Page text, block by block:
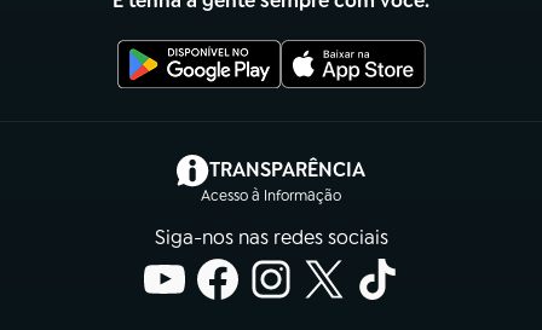
TRANSPARÊNCIA
Acesso à Informação
(abre em nova aba)
Siga-nos nas redes sociais